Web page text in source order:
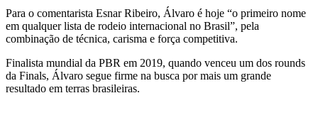
Para o comentarista Esnar Ribeiro, Álvaro é hoje “o primeiro nome
em qualquer lista de rodeio internacional no Brasil”, pela
combinação de técnica, carisma e força competitiva.
Finalista mundial da PBR em 2019, quando venceu um dos rounds
da Finals, Álvaro segue firme na busca por mais um grande
resultado em terras brasileiras.